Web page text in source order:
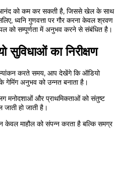
आनंद को कम कर सकती है, जिससे खेल के साथ
ध्वनि गुणवत्ता पर गौर करना केवल श्रवण
को सम्पूर्णता में अनुभव करने से संबंधित है।
का निरीक्षण
करते समय, आप देखेंगे कि ऑडियो
गेमिंग अनुभव को उन्नत बनाता है।
मनोदशाओं और प्राथमिकताओं को संतुष्ट
हो जाती है।
केवल माहौल को संपन्न करता है बल्कि समग्र